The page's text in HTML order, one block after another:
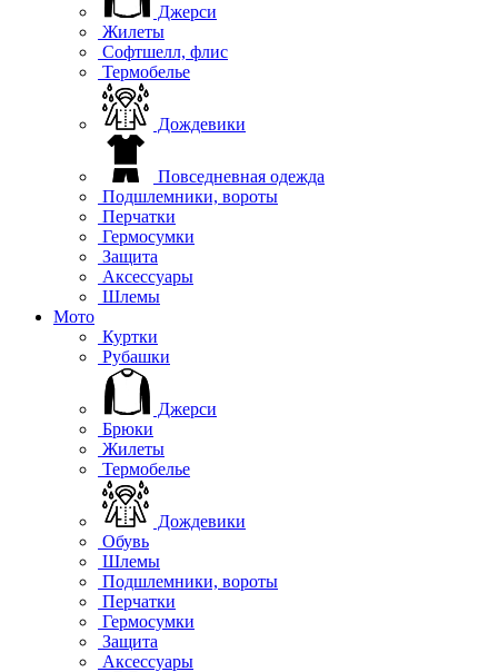
Джерси
Жилеты
Софтшелл, флис
Термобелье
Дождевики
Повседневная одежда
Подшлемники, вороты
Перчатки
Гермосумки
Защита
Аксессуары
Шлемы
Мото
Куртки
Рубашки
Джерси
Брюки
Жилеты
Термобелье
Дождевики
Обувь
Шлемы
Подшлемники, вороты
Перчатки
Гермосумки
Защита
Аксессуары